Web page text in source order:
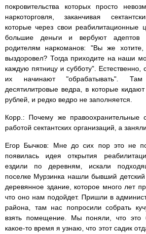
покровительства которых просто
наркоторговля, заканчивая
которые через свои реабилитационные
большие деньги и вербуют адептов
родителям наркоманов: "Вы же
выздоровел? Тогда приходите на наши
каждую пятницу и субботу". Естественно,
их начинают "обрабатывать".
десятилитровые ведра, в которые
рублей, и редко ведро не заполняется.
Корр.: Почему же правоохранительные
работой сектантских организаций, а
Егор Бычков: Мне до сих пор это не
появилась идея открытия
ездили по деревням, искали
поселке Мурзинка нашли бывший
деревянное здание, которое много лет
что оно нам подойдет. Пришли в
района, там нас попросили собрать
взять помещение. Мы поняли, что это
какое-то время я узнаю, что этот садик